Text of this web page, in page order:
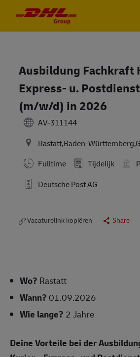
Ausbildung Fachkraft
Express- u.
(m/w/d) in 2026
AV-311144
Rastatt,Baden-
Fulltime
Tijdelijk
Deutsche Post AG
Vacaturelink kopiëren Share
Wo? Rastatt
Wann? 01.09.2026
Wie lange? 2 Jahre
Deine Vorteile bei der